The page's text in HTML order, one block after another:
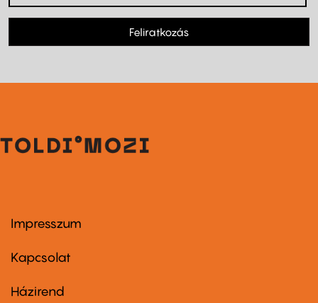
Feliratkozás
Footer
first
Impresszum
Kapcsolat
Footer
Házirend